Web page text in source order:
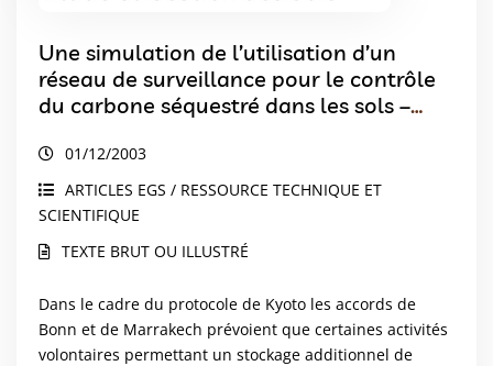
Une simulation de l’utilisation d’un
réseau de surveillance pour le contrôle
du carbone séquestré dans les sols –
01/12/2003
ARTICLES EGS / RESSOURCE TECHNIQUE ET
SCIENTIFIQUE
TEXTE BRUT OU ILLUSTRÉ
Dans le cadre du protocole de Kyoto les accords de
Bonn et de Marrakech prévoient que certaines activités
volontaires permettant un stockage additionnel de